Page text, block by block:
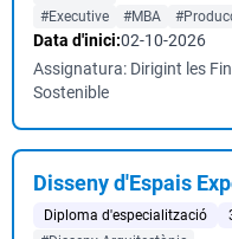
#Executive
#MBA
Data d'inici:02-10-2026
Assignatura: Dirigint les
Sostenible
Disseny d'Espais
Diploma d'especialització